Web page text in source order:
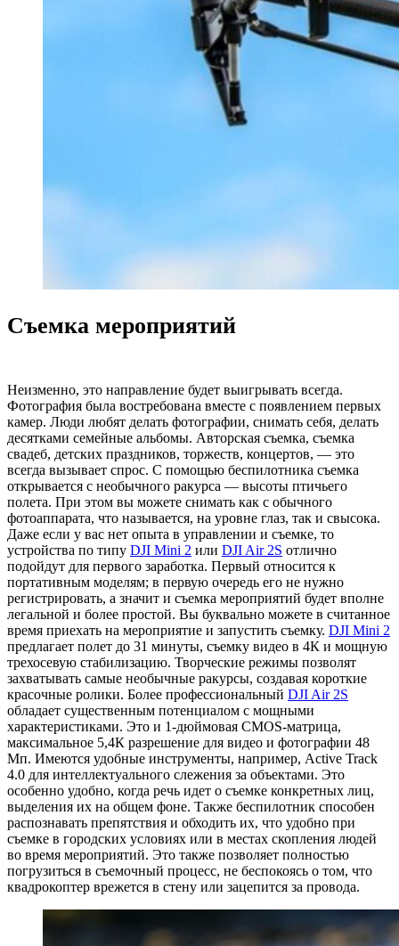
Съемка мероприятий
Неизменно, это направление будет выигрывать всегда.
Фотография была востребована вместе с появлением первых
камер. Люди любят делать фотографии, снимать себя, делать
десятками семейные альбомы. Авторская съемка, съемка
свадеб, детских праздников, торжеств, концертов, — это
всегда вызывает спрос. С помощью беспилотника съемка
открывается с необычного ракурса — высоты птичьего
полета. При этом вы можете снимать как с обычного
фотоаппарата, что называется, на уровне глаз, так и свысока.
Даже если у вас нет опыта в управлении и съемке, то
устройства по типу DJI Mini 2 или DJI Air 2S отлично
подойдут для первого заработка. Первый относится к
портативным моделям; в первую очередь его не нужно
регистрировать, а значит и съемка мероприятий будет вполне
легальной и более простой. Вы буквально можете в считанное
время приехать на мероприятие и запустить съемку. DJI Mini 2
предлагает полет до 31 минуты, съемку видео в 4К и мощную
трехосевую стабилизацию. Творческие режимы позволят
захватывать самые необычные ракурсы, создавая короткие
красочные ролики. Более профессиональный DJI Air 2S
обладает существенным потенциалом с мощными
характеристиками. Это и 1-дюймовая CMOS-матрица,
максимальное 5,4К разрешение для видео и фотографии 48
Мп. Имеются удобные инструменты, например, Active Track
4.0 для интеллектуального слежения за объектами. Это
особенно удобно, когда речь идет о съемке конкретных лиц,
выделения их на общем фоне. Также беспилотник способен
распознавать препятствия и обходить их, что удобно при
съемке в городских условиях или в местах скопления людей
во время мероприятий. Это также позволяет полностью
погрузиться в съемочный процесс, не беспокоясь о том, что
квадрокоптер врежется в стену или зацепится за провода.